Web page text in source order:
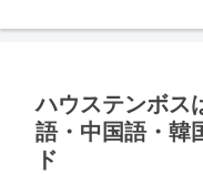
ハウステンボス
語・中国語・韓
ド